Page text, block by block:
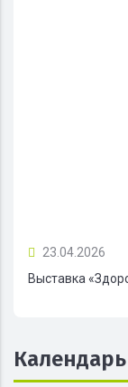
23.04.2026
Выставка
Календарь